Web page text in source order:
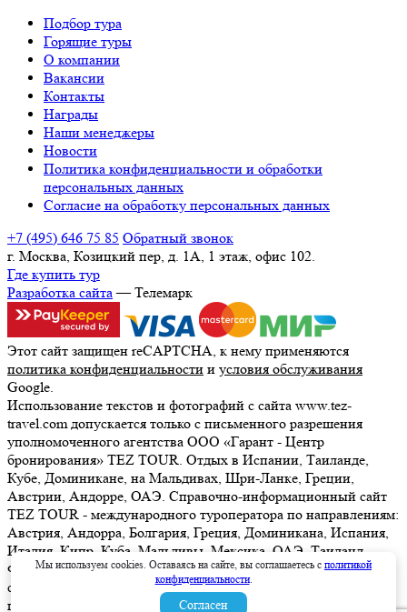
Подбор тура
Горящие туры
О компании
Вакансии
Контакты
Награды
Наши менеджеры
Новости
Политика конфиденциальности и обработки
персональных данных
Согласие на обработку персональных данных
+7 (495) 646 75 85 Обратный звонок
г. Москва, Козицкий пер, д. 1А, 1 этаж, офис 102.
Где купить тур
Разработка сайта— Телемарк
Этот сайт защищен reCAPTCHA, к нему применяются
политика конфиденциальности и условия обслуживания
Google.
Использование текстов и фотографий с сайта www.tez-
travel.com допускается только с письменного разрешения
уполномоченного агентства ООО «Гарант - Центр
бронирования» TEZ TOUR. Отдых в Испании, Таиланде,
Кубе, Доминикане, на Мальдивах, Шри-Ланке, Греции,
Австрии, Андорре, ОАЭ. Справочно-информационный сайт
TEZ TOUR - международного туроператора по направлениям:
Австрия, Андорра, Болгария, Греция, Доминикана, Испания,
Италия, Кипр, Куба, Мальдивы, Мексика, ОАЭ, Таиланд,
Франция, Шри-Ланка. Информация о ценах, указанная на
сайте, не является ни рекламой, ни офертой. определяемой
положениями Статьи 437 (2) Гражданского кодекса
Мы используем cookies. Оставаясь на сайте, вы соглашаетесь с политикой
конфиденциальности.
Согласен